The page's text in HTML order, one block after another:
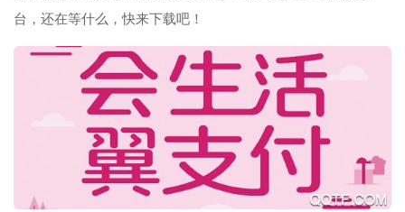
台，还在等什么，快来下载吧！